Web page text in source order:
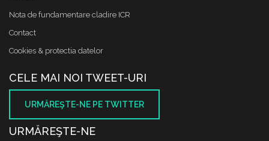
Nota de fundamentare cladire ICR
Contact
Cookies & protectia datelor
CELE MAI NOI TWEET-URI
URMĂREŞTE-NE PE TWITTER
URMĂREŞTE-NE